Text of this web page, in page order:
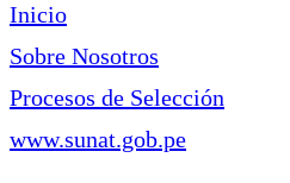
Inicio
Sobre Nosotros
Procesos de Selección
www.sunat.gob.pe